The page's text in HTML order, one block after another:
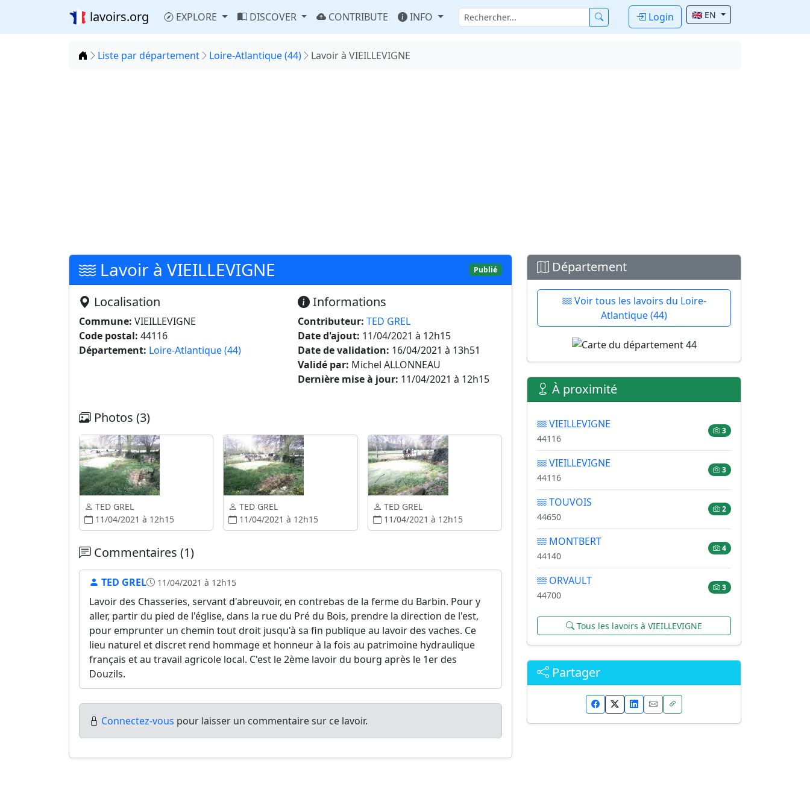
lavoirs.org EXPLORE DISCOVER CONTRIBUTE INFO Login 🇬🇧 EN
Accueil
Liste par département Loire-Atlantique (44) Lavoir à VIEILLEVIGNE
Lavoir à VIEILLEVIGNE Publié
Localisation
Commune: VIEILLEVIGNE
Code postal: 44116
Département: Loire-Atlantique (44)
Informations
Contributeur: TED GREL
Date d'ajout: 11/04/2021 à 12h15
Date de validation: 16/04/2021 à 13h51
Validé par: Michel ALLONNEAU
Dernière mise à jour: 11/04/2021 à 12h15
Photos (3)
TED GREL
11/04/2021 à 12h15
TED GREL
11/04/2021 à 12h15
TED GREL
11/04/2021 à 12h15
Commentaires (1)
TED GREL 11/04/2021 à 12h15
Lavoir des Chasseries, servant d'abreuvoir, en contrebas de la ferme du Barbin. Pour y
aller, partir du pied de l'église, dans la rue du Pré du Bois, prendre la direction de l'est,
pour emprunter un chemin tout droit jusqu'à sa fin publique au lavoir des vaches. Ce
lieu naturel et discret rend hommage et honneur à la fois au patrimoine hydraulique
français et au travail agricole local. C'est le 2ème lavoir du bourg après le 1er des
Douzils.
Connectez-vous pour laisser un commentaire sur ce lavoir.
Département
Voir tous les lavoirs du Loire-
Atlantique (44)
À proximité
VIEILLEVIGNE
44116
3
VIEILLEVIGNE
44116
3
TOUVOIS
44650
2
MONTBERT
44140
4
ORVAULT
44700
3
Tous les lavoirs à VIEILLEVIGNE
Partager